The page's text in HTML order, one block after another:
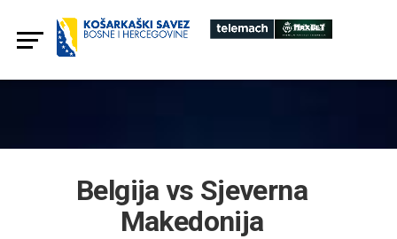
Belgija vs Sjeverna
Makedonija